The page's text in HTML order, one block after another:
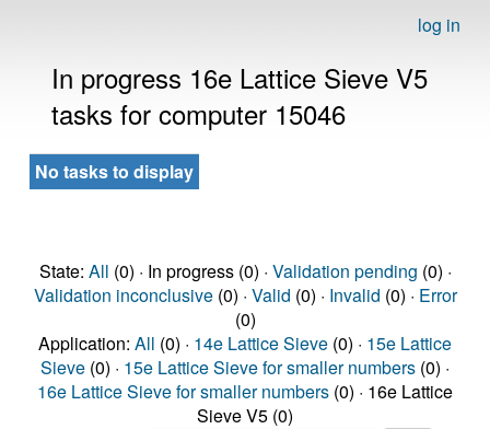
log in
In progress 16e Lattice Sieve V5
tasks for computer 15046
No tasks to display
State: All (0) · In progress (0) · Validation pending (0) ·
Validation inconclusive(0) · Valid (0) · Invalid (0) · Error
(0)
Application: All (0) · 14e Lattice Sieve (0) · 15e Lattice
Sieve (0) · 15e Lattice Sieve for smaller numbers (0) ·
16e Lattice Sieve for smaller numbers (0) · 16e Lattice
Sieve V5 (0)